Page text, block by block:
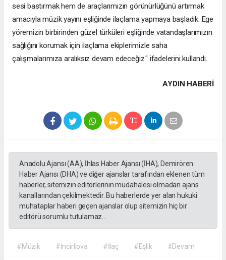
sesi bastırmak hem de araçlarımızın görünürlüğünü artırmak
amacıyla müzik yayını eşliğinde ilaçlama yapmaya başladık. Ege
yöremizin birbirinden güzel türküleri eşliğinde vatandaşlarımızın
sağlığını korumak için ilaçlama ekiplerimizle saha
çalışmalarımıza aralıksız devam edeceğiz." ifadelerini kullandı.
AYDIN HABERİ
Anadolu Ajansı (AA), İhlas Haber Ajansı (İHA), Demirören
Haber Ajansı (DHA) ve diğer ajanslar tarafından eklenen tüm
haberler, sitemizin editörlerinin müdahalesi olmadan ajans
kanallarından çekilmektedir. Bu haberlerde yer alan hukuki
muhataplar haberi geçen ajanslar olup sitemizin hiç bir
editörü sorumlu tutulamaz...
#Müzik #İncirliova #İlaç #Eşlik #Devam